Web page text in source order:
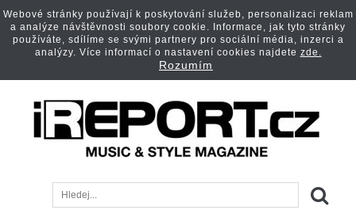
Webové stránky používají k poskytování služeb, personalizaci reklam
a analýze návštěvnosti soubory cookie. Informace, jak tyto stránky
používáte, sdílíme se svými partnery pro sociální média, inzerci a
analýzy. Více informací o nastavení cookies najdete zde.
Rozumím